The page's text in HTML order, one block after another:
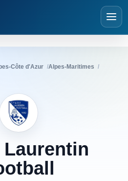
Côte d'Azur
Alpes-Maritimes
Laurentin